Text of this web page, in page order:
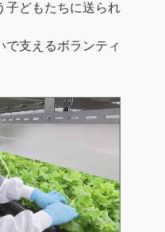
子どもたちに送られ
で支えるボランティ